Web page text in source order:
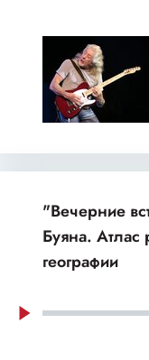
"Вечерние
Буяна. Атлас
географии